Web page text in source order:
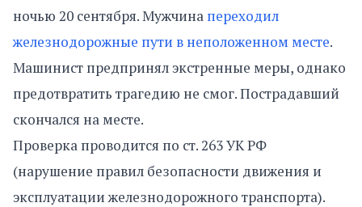
ночью 20 сентября. Мужчина переходил
железнодорожные пути в неположенном месте.
Машинист предпринял экстренные меры, однако
предотвратить трагедию не смог. Пострадавший
скончался на месте.
Проверка проводится по ст. 263 УК РФ
(нарушение правил безопасности движения и
эксплуатации железнодорожного транспорта).